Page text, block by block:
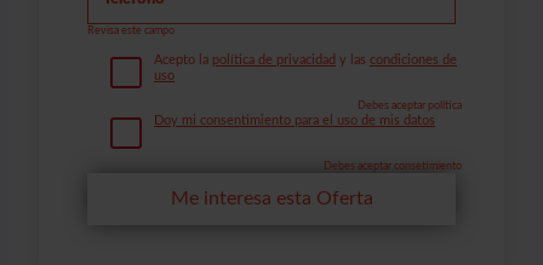
Revisa este campo
Acepto la política de privacidad y las condiciones de
uso
Debes aceptar política
Doy mi consentimiento para el uso de mis datos
Debes aceptar consetimiento
Me interesa esta Oferta